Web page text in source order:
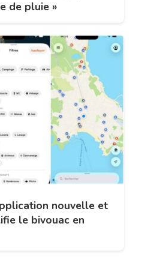
de pluie »
nouvelle et
le bivouac en